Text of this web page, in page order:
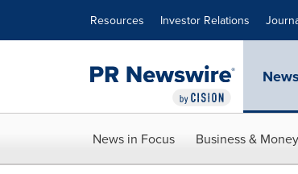
Resources Investor Relations
News
News in Focus Business & Money